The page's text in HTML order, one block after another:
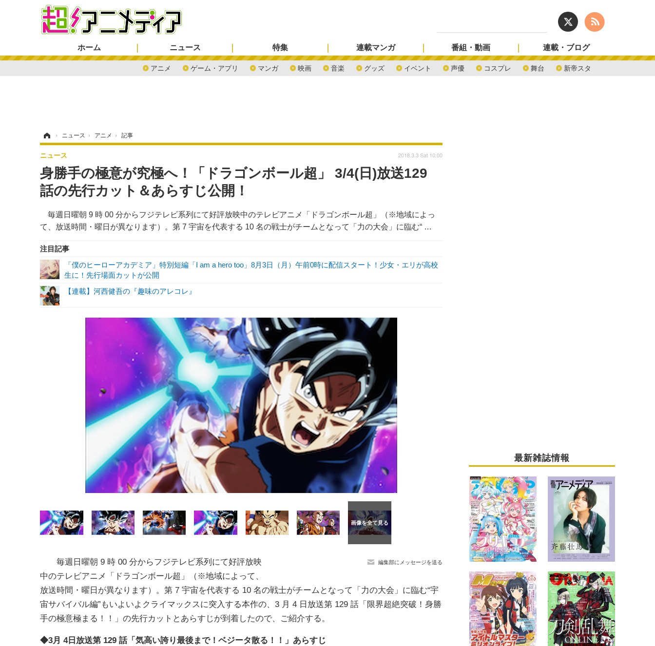
ホーム ニュース
アニメ ゲーム・アプリ マンガ 映画 音楽 グッズ イベント 声優 コスプレ 舞台 新帝スタ
特集 連載マンガ 番組・動画 連載・ブログ
› ニュース › アニメ › 記事
身勝手の極意が究極へ！「ドラゴンボール超」 3/4(日)放送129
話の先行カット＆あらすじ公開！
毎週日曜朝 9 時 00 分からフジテレビ系列にて好評放映中のテレビアニメ「ドラゴンボール超」（※地域によっ
て、放送時間・曜日が異なります）。第 7 宇宙を代表する 10 名の戦士がチームとなって「力の大会」に臨む“ …
ニュース 2018.3.3 Sat 10:00
注目記事
「僕のヒーローアカデミア」特別短編「I am a hero too」8月3日（月）午前0時に配信スタート！少女・エリが高校
生に！先行場面カットが公開
【連載】河西健吾の『趣味のアレコレ』
編集部にメッセージを送る
毎週日曜朝 9 時 00 分からフジテレビ系列にて好評放映
中のテレビアニメ「ドラゴンボール超」（※地域によって、
放送時間・曜日が異なります）。第 7 宇宙を代表する 10 名の戦士がチームとなって「力の大会」に臨む“宇
宙サバイバル編”もいよいよクライマックスに突入する本作の、3 月 4 日放送第 129 話「限界超絶突破！身勝
手の極意極まる！！」の先行カットとあらすじが到着したので、ご紹介する。
◆3月 4日放送第 129 話「気高い誇り最後まで！ベジータ散る！！」あらすじ
最新雑誌情報